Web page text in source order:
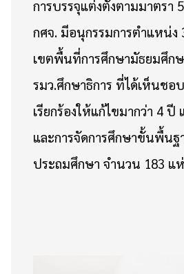
การบรรจุแต่งตั้งตามมาตรา
กศจ. มีอนุกรรมการตำแหน่ง
เขตพื้นที่การศึกษามัธยมศึก
รมว.ศึกษาธิการ ที่ได้เห็นชอ
เรียกร้องให้แก้ไขมากว่า 4
และการจัดการศึกษาขั้นพื้น
ประถมศึกษา จำนวน 183 แ